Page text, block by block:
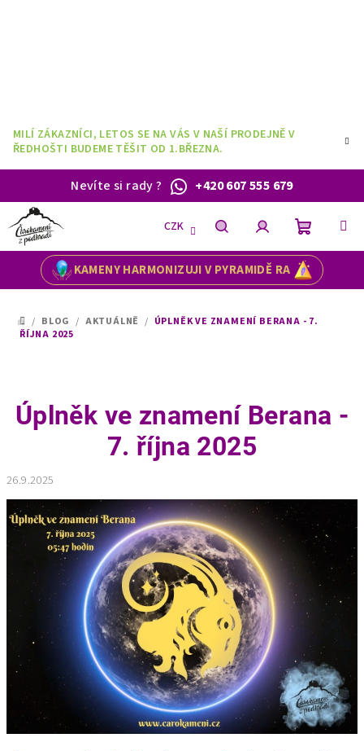
MILÍ ZÁKAZNÍCI, LETOS SE NA VÁS V NAŠÍ PRODEJNĚ V
ŘEDHOŠTI BUDEME TĚŠIT OD 1.BŘEZNA.
Nevíte si rady? +420 607 555 679
KAMENY HARMONIZUJI V PYRAMIDĚ RA
CZK
HledatPřihlášeníNákupní
DOMŮ
/ BLOG / AKTUÁLNĚ / ÚPLNĚK VE ZNAMENÍ BERANA - 7.
ŘÍJNA 2025
Úplněk ve znamení Berana -
7. října 2025
26.9.2025